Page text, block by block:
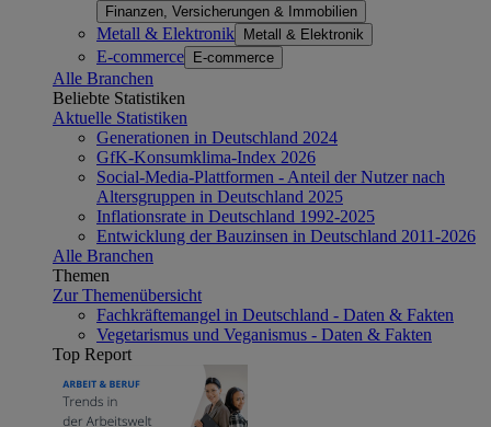
Finanzen, Versicherungen & Immobilien
Metall & Elektronik Metall & Elektronik
E-commerce E-commerce
Alle Branchen
Beliebte Statistiken
Aktuelle Statistiken
Generationen in Deutschland 2024
GfK-Konsumklima-Index 2026
Social-Media-Plattformen - Anteil der Nutzer nach
Altersgruppen in Deutschland 2025
Inflationsrate in Deutschland 1992-2025
Entwicklung der Bauzinsen in Deutschland 2011-2026
Alle Branchen
Themen
Zur Themenübersicht
Fachkräftemangel in Deutschland - Daten & Fakten
Vegetarismus und Veganismus - Daten & Fakten
Top Report